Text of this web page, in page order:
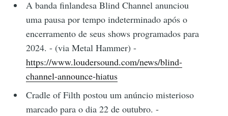
A banda finlandesa Blind Channel anunciou
uma pausa por tempo indeterminado após o
encerramento de seus shows programados para
2024. - (via Metal Hammer) -
https://www.loudersound.com/news/blind-
channel-announce-hiatus
Cradle of Filth postou um anúncio misterioso
marcado para o dia 22 de outubro. -